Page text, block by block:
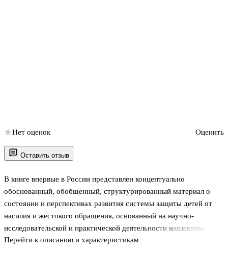
Оставить отзыв
В книге впервые в России представлен концептуально
обоснованный, обобщенный, структурированный материал о
состоянии и перспективах развития системы защиты детей от
насилия и жестокого обращения, основанный на научно-
исследовательской и практической деятельности коллектива
авторов.Представленные в книге материалы необходимы
Перейти к описанию и характеристикам
Нет оценок Оценить